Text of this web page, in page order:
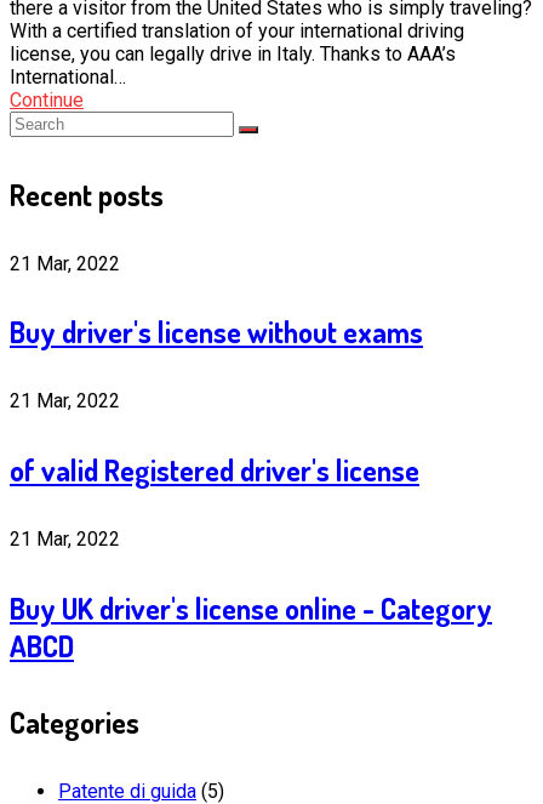
there a visitor from the United States who is simply traveling?
With a certified translation of your international driving
license, you can legally drive in Italy. Thanks to AAA’s
International…
Continue
Recent posts
21 Mar, 2022
Buy driver's license without exams
21 Mar, 2022
of valid Registered driver's license
21 Mar, 2022
Buy UK driver's license online - Category
ABCD
Categories
Patente di guida (5)